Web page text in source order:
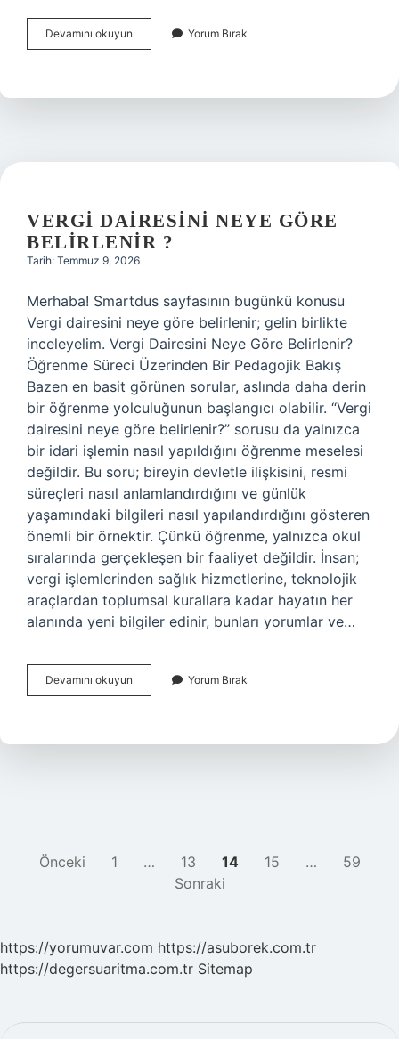
Devamını okuyun
ve
demek
Yorum Bırak
VERGI DAIRESINI NEYE GÖRE
BELIRLENIR ?
Tarih: Temmuz 9, 2026
Merhaba! Smartdus sayfasının bugünkü konusu
Vergi dairesini neye göre belirlenir; gelin birlikte
inceleyelim. Vergi Dairesini Neye Göre Belirlenir?
Öğrenme Süreci Üzerinden Bir Pedagojik Bakış
Bazen en basit görünen sorular, aslında daha derin
bir öğrenme yolculuğunun başlangıcı olabilir. “Vergi
dairesini neye göre belirlenir?” sorusu da yalnızca
bir idari işlemin nasıl yapıldığını öğrenme meselesi
değildir. Bu soru; bireyin devletle ilişkisini, resmi
süreçleri nasıl anlamlandırdığını ve günlük
yaşamındaki bilgileri nasıl yapılandırdığını gösteren
önemli bir örnektir. Çünkü öğrenme, yalnızca okul
sıralarında gerçekleşen bir faaliyet değildir. İnsan;
vergi işlemlerinden sağlık hizmetlerine, teknolojik
araçlardan toplumsal kurallara kadar hayatın her
alanında yeni bilgiler edinir, bunları yorumlar ve…
Devamını okuyun
dairesini
belirlenir
Yorum Bırak
YAZI
SAYFALAMASI
Önceki 1 … 13 14 15 …
59
Sonraki
https://yorumuvar.com https://asuborek.com.tr
https://degersuaritma.com.tr Sitemap